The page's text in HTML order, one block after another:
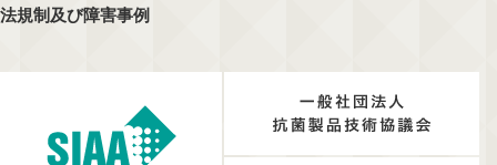
法規制及び障害事例